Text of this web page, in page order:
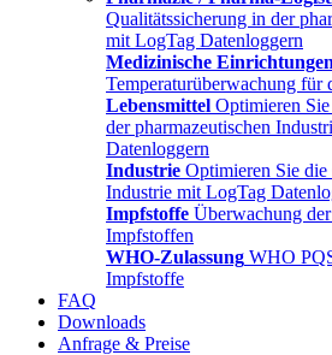
Qualitätssicherung in der
mit LogTag Datenloggern
Medizinische Einrichtungen
Temperaturüberwachung für
Lebensmittel Optimieren
der pharmazeutischen
Datenloggern
Industrie Optimieren Sie
Industrie mit LogTag
Impfstoffe Überwachung
Impfstoffen
WHO-Zulassung WHO
Impfstoffe
FAQ
Downloads
Anfrage & Preise